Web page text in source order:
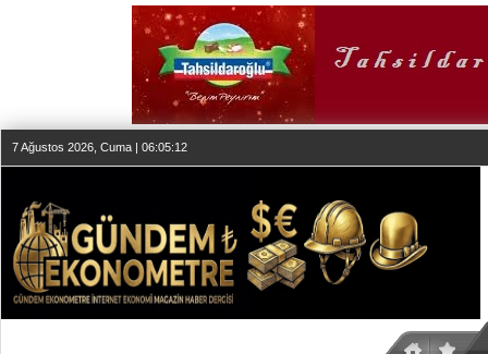
7 Ağustos 2026, Cuma | 06:05:13